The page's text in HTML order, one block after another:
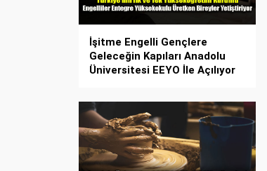
İşitme Engelli Gençlere
Geleceğin Kapıları Anadolu
Üniversitesi EEYO İle Açılıyor